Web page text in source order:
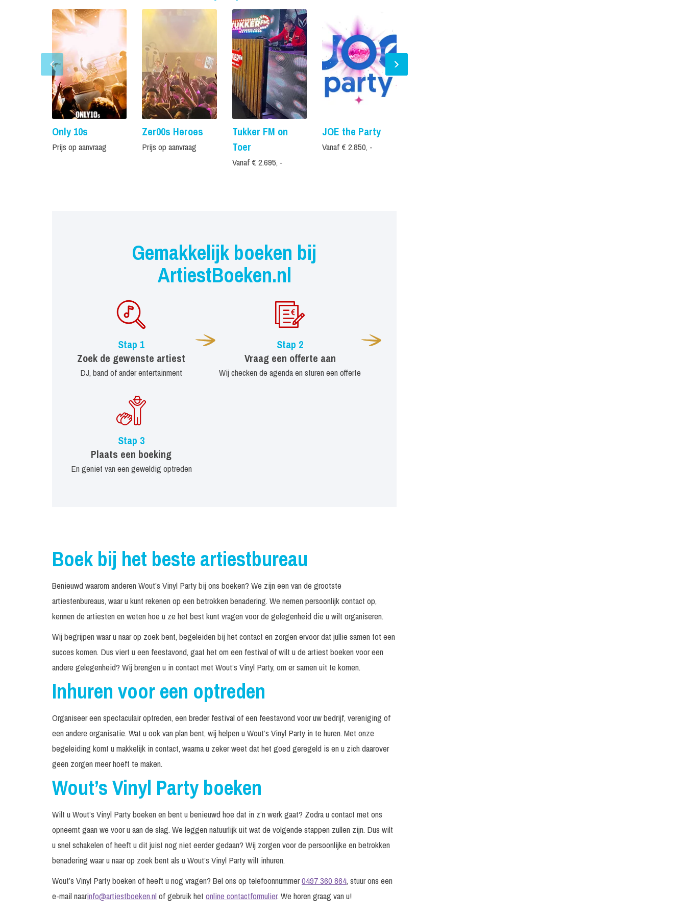
Only 10s
Prijs op aanvraag
Zer00s Heroes
Prijs op aanvraag
Tukker FM on
Toer
Vanaf € 2.695, -
JOE the Party
Vanaf € 2.850, -
Gemakkelijk boeken bij
ArtiestBoeken.nl
Stap 1
Zoek de gewenste artiest
DJ, band of ander entertainment
Stap 2
Vraag een offerte aan
Wij checken de agenda en sturen een offerte
Stap 3
Plaats een boeking
En geniet van een geweldig optreden
Boek bij het beste artiestbureau
Benieuwd waarom anderen Wout’s Vinyl Party bij ons boeken? We zijn een van de grootste
artiestenbureaus, waar u kunt rekenen op een betrokken benadering. We nemen persoonlijk contact op,
kennen de artiesten en weten hoe u ze het best kunt vragen voor de gelegenheid die u wilt organiseren.
Wij begrijpen waar u naar op zoek bent, begeleiden bij het contact en zorgen ervoor dat jullie samen tot een
succes komen. Dus viert u een feestavond, gaat het om een festival of wilt u de artiest boeken voor een
andere gelegenheid? Wij brengen u in contact met Wout’s Vinyl Party, om er samen uit te komen.
Inhuren voor een optreden
Organiseer een spectaculair optreden, een breder festival of een feestavond voor uw bedrijf, vereniging of
een andere organisatie. Wat u ook van plan bent, wij helpen u Wout’s Vinyl Party in te huren. Met onze
begeleiding komt u makkelijk in contact, waarna u zeker weet dat het goed geregeld is en u zich daarover
geen zorgen meer hoeft te maken.
Wout’s Vinyl Party boeken
Wilt u Wout’s Vinyl Party boeken en bent u benieuwd hoe dat in z’n werk gaat? Zodra u contact met ons
opneemt gaan we voor u aan de slag. We leggen natuurlijk uit wat de volgende stappen zullen zijn. Dus wilt
u snel schakelen of heeft u dit juist nog niet eerder gedaan? Wij zorgen voor de persoonlijke en betrokken
benadering waar u naar op zoek bent als u Wout’s Vinyl Party wilt inhuren.
Wout’s Vinyl Party boeken of heeft u nog vragen? Bel ons op telefoonnummer0497 360 864, stuur ons een
e-mail naarinfo@artiestboeken.nlof gebruik het online contactformulier. We horen graag van u!